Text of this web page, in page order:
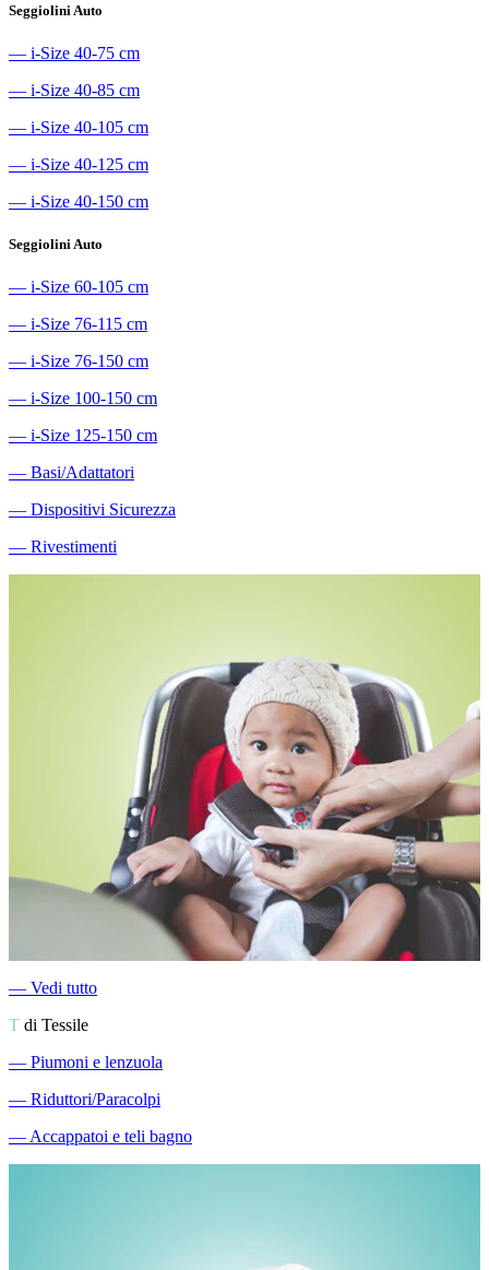
Seggiolini Auto
― i-Size 40-75 cm
― i-Size 40-85 cm
― i-Size 40-105 cm
― i-Size 40-125 cm
― i-Size 40-150 cm
Seggiolini Auto
― i-Size 60-105 cm
― i-Size 76-115 cm
― i-Size 76-150 cm
― i-Size 100-150 cm
― i-Size 125-150 cm
― Basi/Adattatori
― Dispositivi Sicurezza
― Rivestimenti
― Vedi tutto
T di Tessile
― Piumoni e lenzuola
― Riduttori/Paracolpi
―Accappatoi e teli bagno